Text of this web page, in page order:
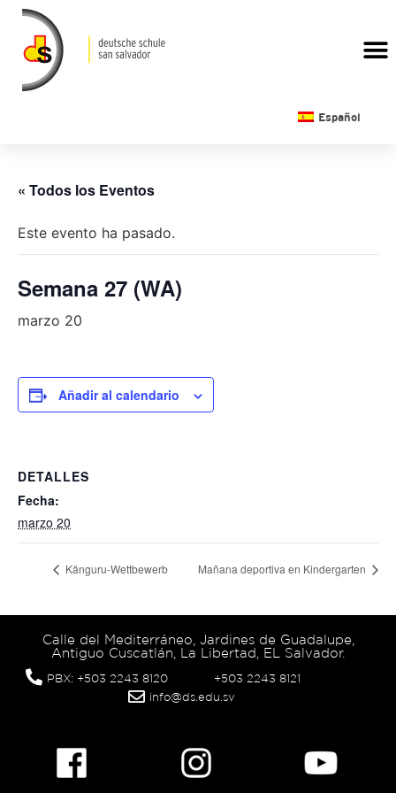
Español
« Todos los Eventos
Este evento ha pasado.
Semana 27 (WA)
marzo 20
Añadir al calendario
DETALLES
Fecha:
marzo 20
Känguru-Wettbewerb Mañana deportiva en Kindergarten
Calle del Mediterráneo, Jardines de Guadalupe,
Antiguo Cuscatlán, La Libertad, EL Salvador.
PBX: +503 2243 8120
+503 2243 8121
info@ds.edu.sv